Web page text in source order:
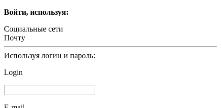
Войти, используя:
Социальные сети
Почту
Используя логин и пароль:
Login